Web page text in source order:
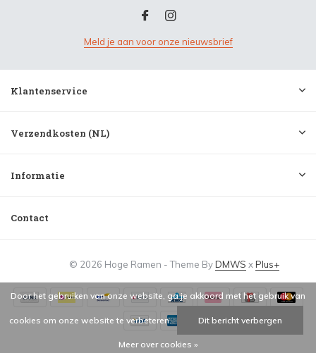
Meld je aan voor onze nieuwsbrief
Klantenservice
Verzendkosten (NL)
Informatie
Contact
© 2026 Hoge Ramen - Theme ByDMWS xPlus+
Door het gebruiken van onze website, ga je akkoord met het gebruik van
cookies om onze website te verbeteren. Dit bericht verbergen
Meer over cookies »